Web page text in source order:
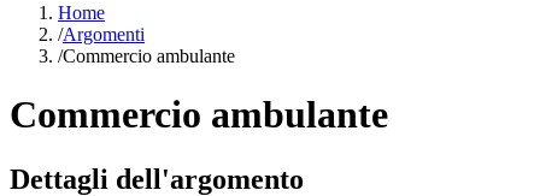
Home
/Argomenti
/Commercio ambulante
Commercio ambulante
Dettagli dell'argomento